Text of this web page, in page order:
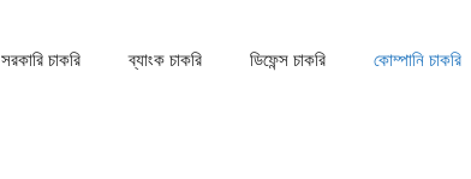
সরকারি চাকরি ব্যাংক চাকরি ডিফেন্স চাকরি কোম্পানি চাকরি